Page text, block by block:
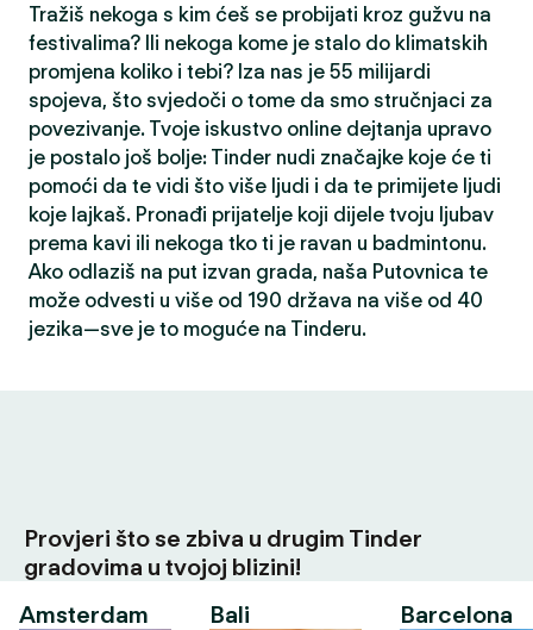
Tražiš nekoga s kim ćeš se probijati kroz gužvu na
festivalima? Ili nekoga kome je stalo do klimatskih
promjena koliko i tebi? Iza nas je 55 milijardi
spojeva, što svjedoči o tome da smo stručnjaci za
povezivanje. Tvoje iskustvo online dejtanja upravo
je postalo još bolje: Tinder nudi značajke koje će ti
pomoći da te vidi što više ljudi i da te primijete ljudi
koje lajkaš. Pronađi prijatelje koji dijele tvoju ljubav
prema kavi ili nekoga tko ti je ravan u badmintonu.
Ako odlaziš na put izvan grada, naša Putovnica te
može odvesti u više od 190 država na više od 40
jezika—sve je to moguće na Tinderu.
Provjeri što se zbiva u drugim Tinder
gradovima u tvojoj blizini!
Amsterdam
Bali Barcelona